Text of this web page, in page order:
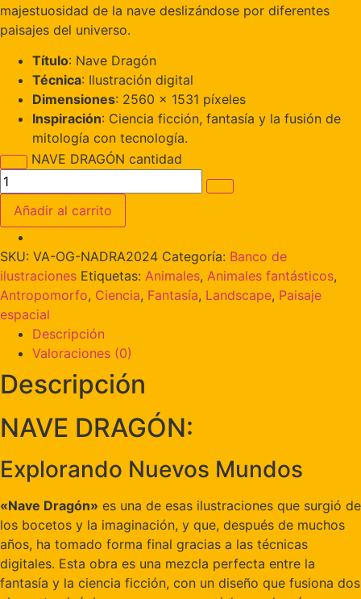
majestuosidad de la nave deslizándose por diferentes
paisajes del universo.
Título: Nave Dragón
Técnica: Ilustración digital
Dimensiones: 2560 x 1531 píxeles
Inspiración: Ciencia ficción, fantasía y la fusión de
mitología con tecnología.
NAVE DRAGÓN cantidad
Añadir al carrito
SKU: VA-OG-NADRA2024 Categoría: Banco de
ilustraciones Etiquetas: Animales, Animales fantásticos,
Antropomorfo, Ciencia, Fantasía, Landscape, Paisaje
espacial
Descripción
Valoraciones (0)
Descripción
NAVE DRAGÓN:
Explorando Nuevos Mundos
«Nave Dragón» es una de esas ilustraciones que surgió de
los bocetos y la imaginación, y que, después de muchos
años, ha tomado forma final gracias a las técnicas
digitales. Esta obra es una mezcla perfecta entre la
fantasía y la ciencia ficción, con un diseño que fusiona dos